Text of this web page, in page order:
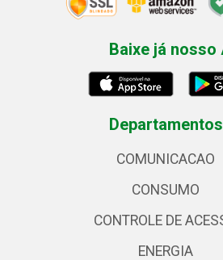
Baixe já nosso
Departamentos
COMUNICACAO
CONSUMO
CONTROLE DE
ENERGIA